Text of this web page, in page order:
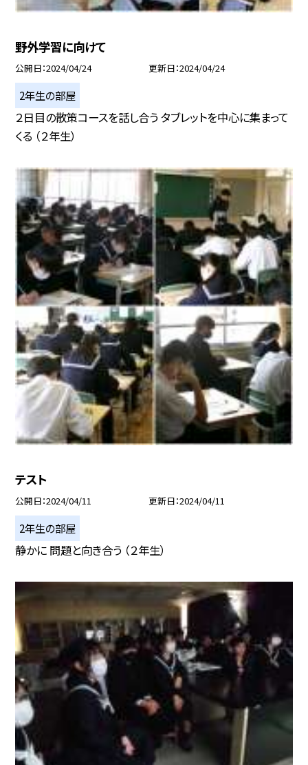
野外学習に向けて
公開日 2024/04/24 更新日 2024/04/24
2年生の部屋
２日目の散策コースを話し合う タブレットを中心に集まって
くる （２年生）
テスト
公開日 2024/04/11 更新日 2024/04/11
2年生の部屋
静かに 問題と向き合う （２年生）